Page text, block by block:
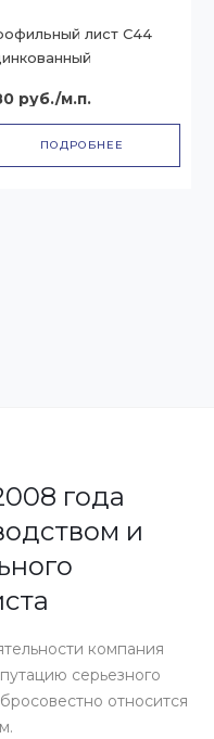
лист С44
руб./м.п.
ПОДРОБНЕЕ
года
и
компания
серьезного
относится